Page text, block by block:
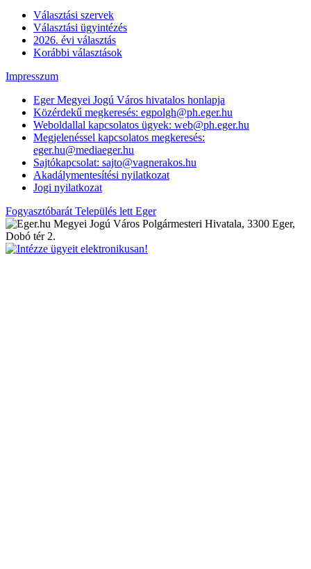
Választási szervek
Választási ügyintézés
2026. évi választás
Korábbi választások
Impresszum
Eger Megyei Jogú Város hivatalos honlapja
Közérdekű megkeresés: egpolgh@ph.eger.hu
Weboldallal kapcsolatos ügyek: web@ph.eger.hu
Megjelenéssel kapcsolatos megkeresés:
eger.hu@mediaeger.hu
Sajtókapcsolat: sajto@vagnerakos.hu
Akadálymentesítési nyilatkozat
Jogi nyilatkozat
Fogyasztóbarát Település lett Eger
Megyei Jogú Város Polgármesteri Hivatala, 3300 Eger,
Dobó tér 2.